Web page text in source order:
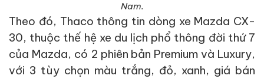
Nam.
Theo đó, Thaco thông tin dòng xe Mazda CX-
30, thuộc thế hệ xe du lịch phổ thông đời thứ 7
của Mazda, có 2 phiên bản Premium và Luxury,
với 3 tùy chọn màu trắng, đỏ, xanh, giá bán